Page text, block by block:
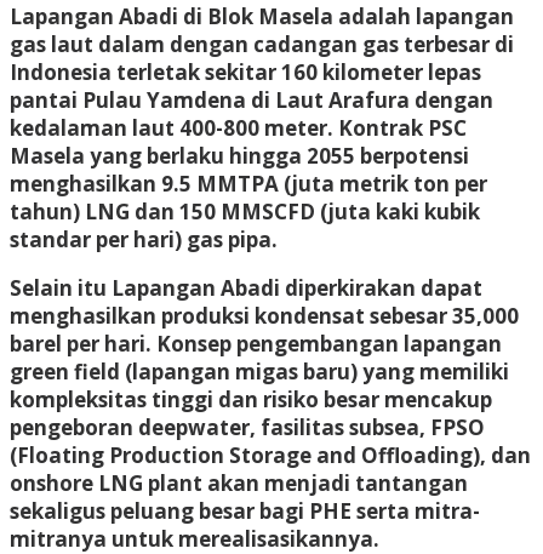
Lapangan Abadi di Blok Masela adalah lapangan
gas laut dalam dengan cadangan gas terbesar di
Indonesia terletak sekitar 160 kilometer lepas
pantai Pulau Yamdena di Laut Arafura dengan
kedalaman laut 400-800 meter. Kontrak PSC
Masela yang berlaku hingga 2055 berpotensi
menghasilkan 9.5 MMTPA (juta metrik ton per
tahun) LNG dan 150 MMSCFD (juta kaki kubik
standar per hari) gas pipa.
Selain itu Lapangan Abadi diperkirakan dapat
menghasilkan produksi kondensat sebesar 35,000
barel per hari. Konsep pengembangan lapangan
green field (lapangan migas baru) yang memiliki
kompleksitas tinggi dan risiko besar mencakup
pengeboran deepwater, fasilitas subsea, FPSO
(Floating Production Storage and Offloading), dan
onshore LNG plant akan menjadi tantangan
sekaligus peluang besar bagi PHE serta mitra-
mitranya untuk merealisasikannya.